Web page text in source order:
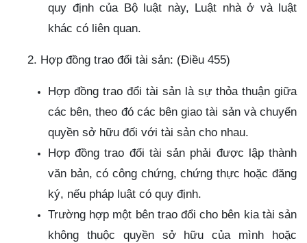
quy định của Bộ luật này, Luật nhà ở và luật
khác có liên quan.
2. Hợp đồng trao đổi tài sản: (Điều 455)
Hợp đồng trao đổi tài sản là sự thỏa thuận giữa
các bên, theo đó các bên giao tài sản và chuyển
quyền sở hữu đối với tài sản cho nhau.
Hợp đồng trao đổi tài sản phải được lập thành
văn bản, có công chứng, chứng thực hoặc đăng
ký, nếu pháp luật có quy định.
Trường hợp một bên trao đổi cho bên kia tài sản
không thuộc quyền sở hữu của mình hoặc